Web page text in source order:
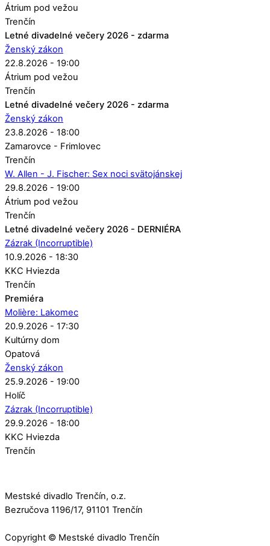
Átrium pod vežou
Trenčín
Letné divadelné večery 2026 - zdarma
Ženský zákon
22.8.2026 - 19:00
Átrium pod vežou
Trenčín
Letné divadelné večery 2026 - zdarma
Ženský zákon
23.8.2026 - 18:00
Zamarovce - Frimlovec
Trenčín
W. Allen - J. Fischer: Sex noci svätojánskej
29.8.2026 - 19:00
Átrium pod vežou
Trenčín
Letné divadelné večery 2026 - DERNIÉRA
Zázrak (Incorruptible)
10.9.2026 - 18:30
KKC Hviezda
Trenčín
Premiéra
Molière: Lakomec
20.9.2026 - 17:30
Kultúrny dom
Opatová
Ženský zákon
25.9.2026 - 19:00
Holíč
Zázrak (Incorruptible)
29.9.2026 - 18:00
KKC Hviezda
Trenčín
Mestské divadlo Trenčín, o.z.
Bezručova 1196/17, 91101 Trenčín
Copyright © Mestské divadlo Trenčín